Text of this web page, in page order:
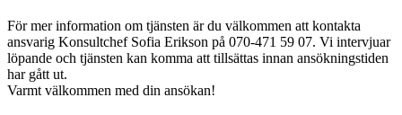
För mer information om tjänsten är du välkommen att kontakta
ansvarig Konsultchef Sofia Erikson på 070-471 59 07. Vi intervjuar
löpande och tjänsten kan komma att tillsättas innan ansökningstiden
har gått ut.
Varmt välkommen med din ansökan!